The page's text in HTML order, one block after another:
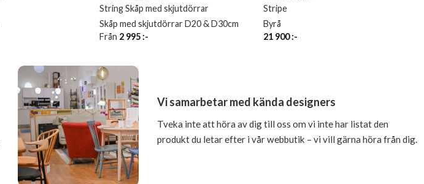
String Skåp med skjutdörrar
Skåp med skjutdörrar D20 & D30cm
Från 2 995 :-
Stripe
Byrå
21 900:-
Vi samarbetar med kända designers
Tveka inte att höra av dig till oss om vi inte har listat den
produkt du letar efter i vår webbutik – vi vill gärna höra från dig.